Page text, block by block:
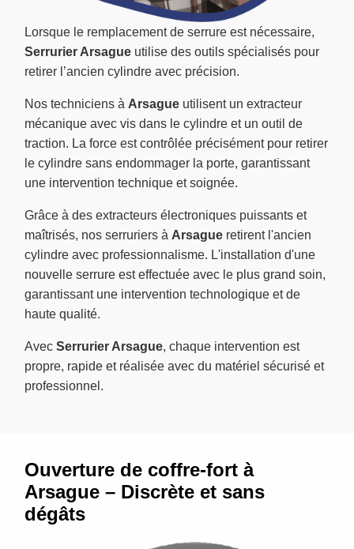
Lorsque le remplacement de serrure est nécessaire,
Serrurier Arsague utilise des outils spécialisés pour
retirer l’ancien cylindre avec précision.
Nos techniciens à Arsague utilisent un extracteur
mécanique avec vis dans le cylindre et un outil de
traction. La force est contrôlée précisément pour retirer
le cylindre sans endommager la porte, garantissant
une intervention technique et soignée.
Grâce à des extracteurs électroniques puissants et
maîtrisés, nos serruriers à Arsague retirent l'ancien
cylindre avec professionnalisme. L'installation d'une
nouvelle serrure est effectuée avec le plus grand soin,
garantissant une intervention technologique et de
haute qualité.
Avec Serrurier Arsague, chaque intervention est
propre, rapide et réalisée avec du matériel sécurisé et
professionnel.
Ouverture de coffre-fort à
Arsague – Discrète et sans
dégâts